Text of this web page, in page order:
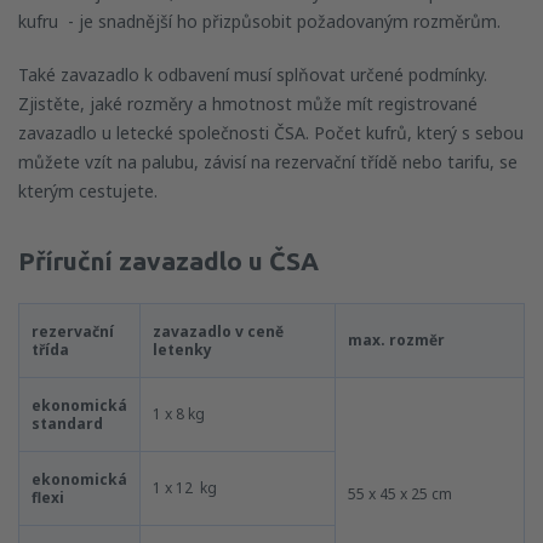
kufru - je snadnější ho přizpůsobit požadovaným rozměrům.
Také zavazadlo k odbavení musí splňovat určené podmínky.
Zjistěte, jaké rozměry a hmotnost může mít registrované
zavazadlo u letecké společnosti ČSA. Počet kufrů, který s sebou
můžete vzít na palubu, závisí na rezervační třídě nebo tarifu, se
kterým cestujete.
Příruční zavazadlo u ČSA
rezervační
třída
zavazadlo v ceně
letenky
max. rozměr
ekonomická
standard
1 x 8 kg
55 x 45 x 25 cm
ekonomická
flexi
1 x 12 kg